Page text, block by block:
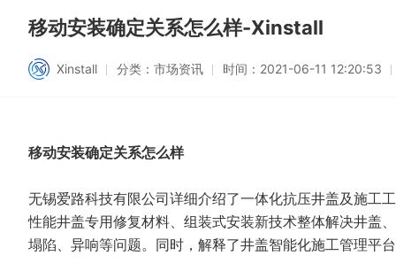
移动安装确定关系怎么样-Xinstall
Xinstall 分类： 市场资讯 时间： 2021-06-11 12:20:53
移动安装确定关系怎么样
无锡爱路科技有限公司详细介绍了一体化抗压井盖及施工
性能井盖专用修复材料、组装式安装新技术整体解决井盖
塌陷、异响等问题。同时，解释了井盖智能化施工管理平